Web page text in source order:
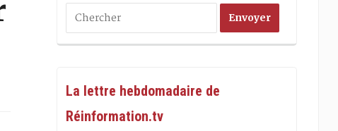
La lettre hebdomadaire de
Réinformation.tv